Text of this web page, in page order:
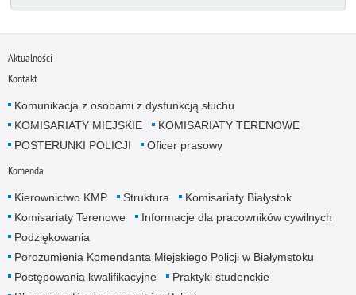
Aktualności
Kontakt
Komunikacja z osobami z dysfunkcją słuchu
KOMISARIATY MIEJSKIE
KOMISARIATY TERENOWE
POSTERUNKI POLICJI
Oficer prasowy
Komenda
Kierownictwo KMP Struktura
Komisariaty Białystok
Komisariaty Terenowe
Informacje dla pracowników cywilnych
Podziękowania
Porozumienia Komendanta Miejskiego Policji w Białymstoku
Postępowania kwalifikacyjne
Praktyki studenckie